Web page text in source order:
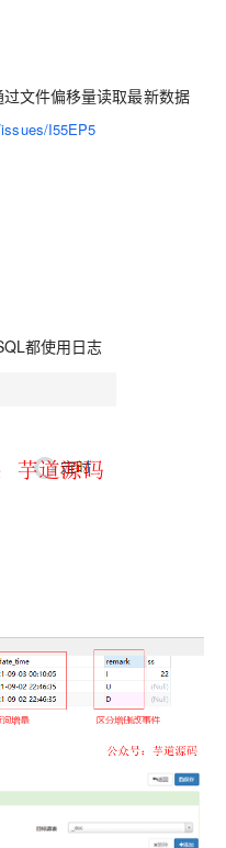
文件偏移量读取最新数据
I55EP5
都使用日志